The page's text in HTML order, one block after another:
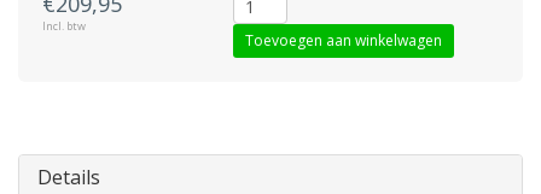
Incl. btw
Toevoegen aan winkelwagen
Details